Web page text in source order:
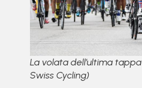
La volata dell’ultima
Swiss Cycling)